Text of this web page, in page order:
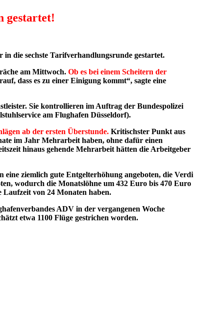
gestartet!
die sechste Tarifverhandlungsrunde gestartet.
am Mittwoch. Ob es bei einem Scheitern der
dass es zu einer Einigung kommt“, sagte eine
Sie kontrollieren im Auftrag der Bundespolizei
am Flughafen Düsseldorf).
ab der ersten Überstunde. Kritischster Punkt aus
im Jahr Mehrarbeit haben, ohne dafür einen
hinaus gehende Mehrarbeit hätten die Arbeitgeber
eine ziemlich gute Entgelterhöhung angeboten, die Verdi
wodurch die Monatslöhne um 432 Euro bis 470 Euro
Laufzeit von 24 Monaten haben.
ADV in der vergangenen Woche
etwa 1100 Flüge gestrichen worden.